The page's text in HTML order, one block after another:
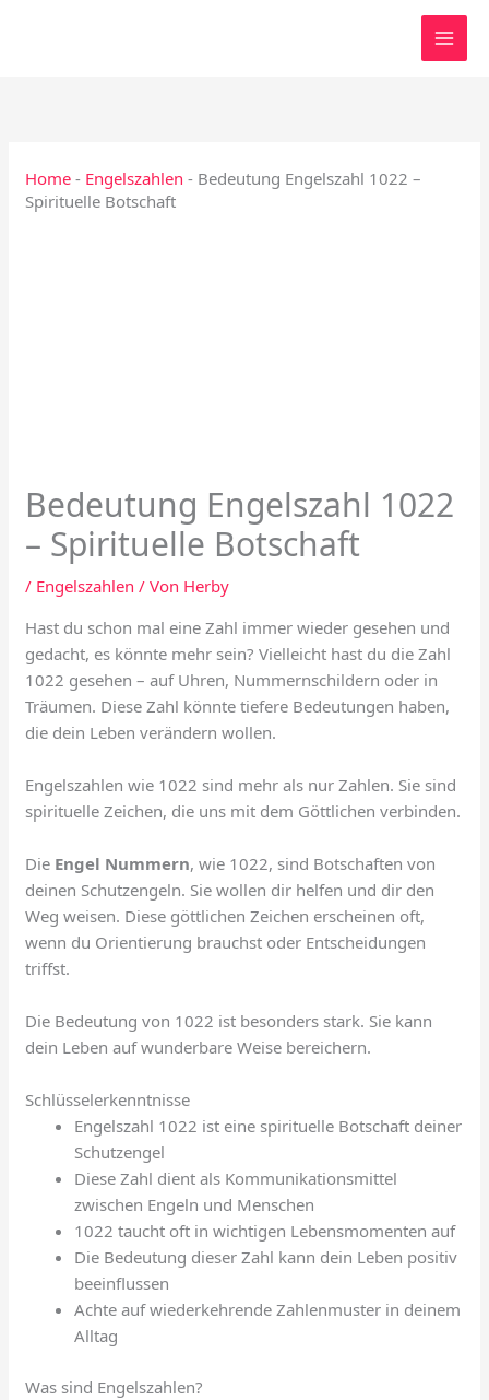
Home - Engelszahlen - Bedeutung Engelszahl 1022 –
Spirituelle Botschaft
Bedeutung Engelszahl 1022
– Spirituelle Botschaft
/ Engelszahlen / Von Herby
Hast du schon mal eine Zahl immer wieder gesehen und
gedacht, es könnte mehr sein? Vielleicht hast du die Zahl
1022 gesehen – auf Uhren, Nummernschildern oder in
Träumen. Diese Zahl könnte tiefere Bedeutungen haben,
die dein Leben verändern wollen.
Engelszahlen wie 1022 sind mehr als nur Zahlen. Sie sind
spirituelle Zeichen, die uns mit dem Göttlichen verbinden.
Die Engel Nummern, wie 1022, sind Botschaften von
deinen Schutzengeln. Sie wollen dir helfen und dir den
Weg weisen. Diese göttlichen Zeichen erscheinen oft,
wenn du Orientierung brauchst oder Entscheidungen
triffst.
Die Bedeutung von 1022 ist besonders stark. Sie kann
dein Leben auf wunderbare Weise bereichern.
Schlüsselerkenntnisse
Engelszahl 1022 ist eine spirituelle Botschaft deiner
Schutzengel
Diese Zahl dient als Kommunikationsmittel
zwischen Engeln und Menschen
1022 taucht oft in wichtigen Lebensmomenten auf
Die Bedeutung dieser Zahl kann dein Leben positiv
beeinflussen
Achte auf wiederkehrende Zahlenmuster in deinem
Alltag
Was sind Engelszahlen?